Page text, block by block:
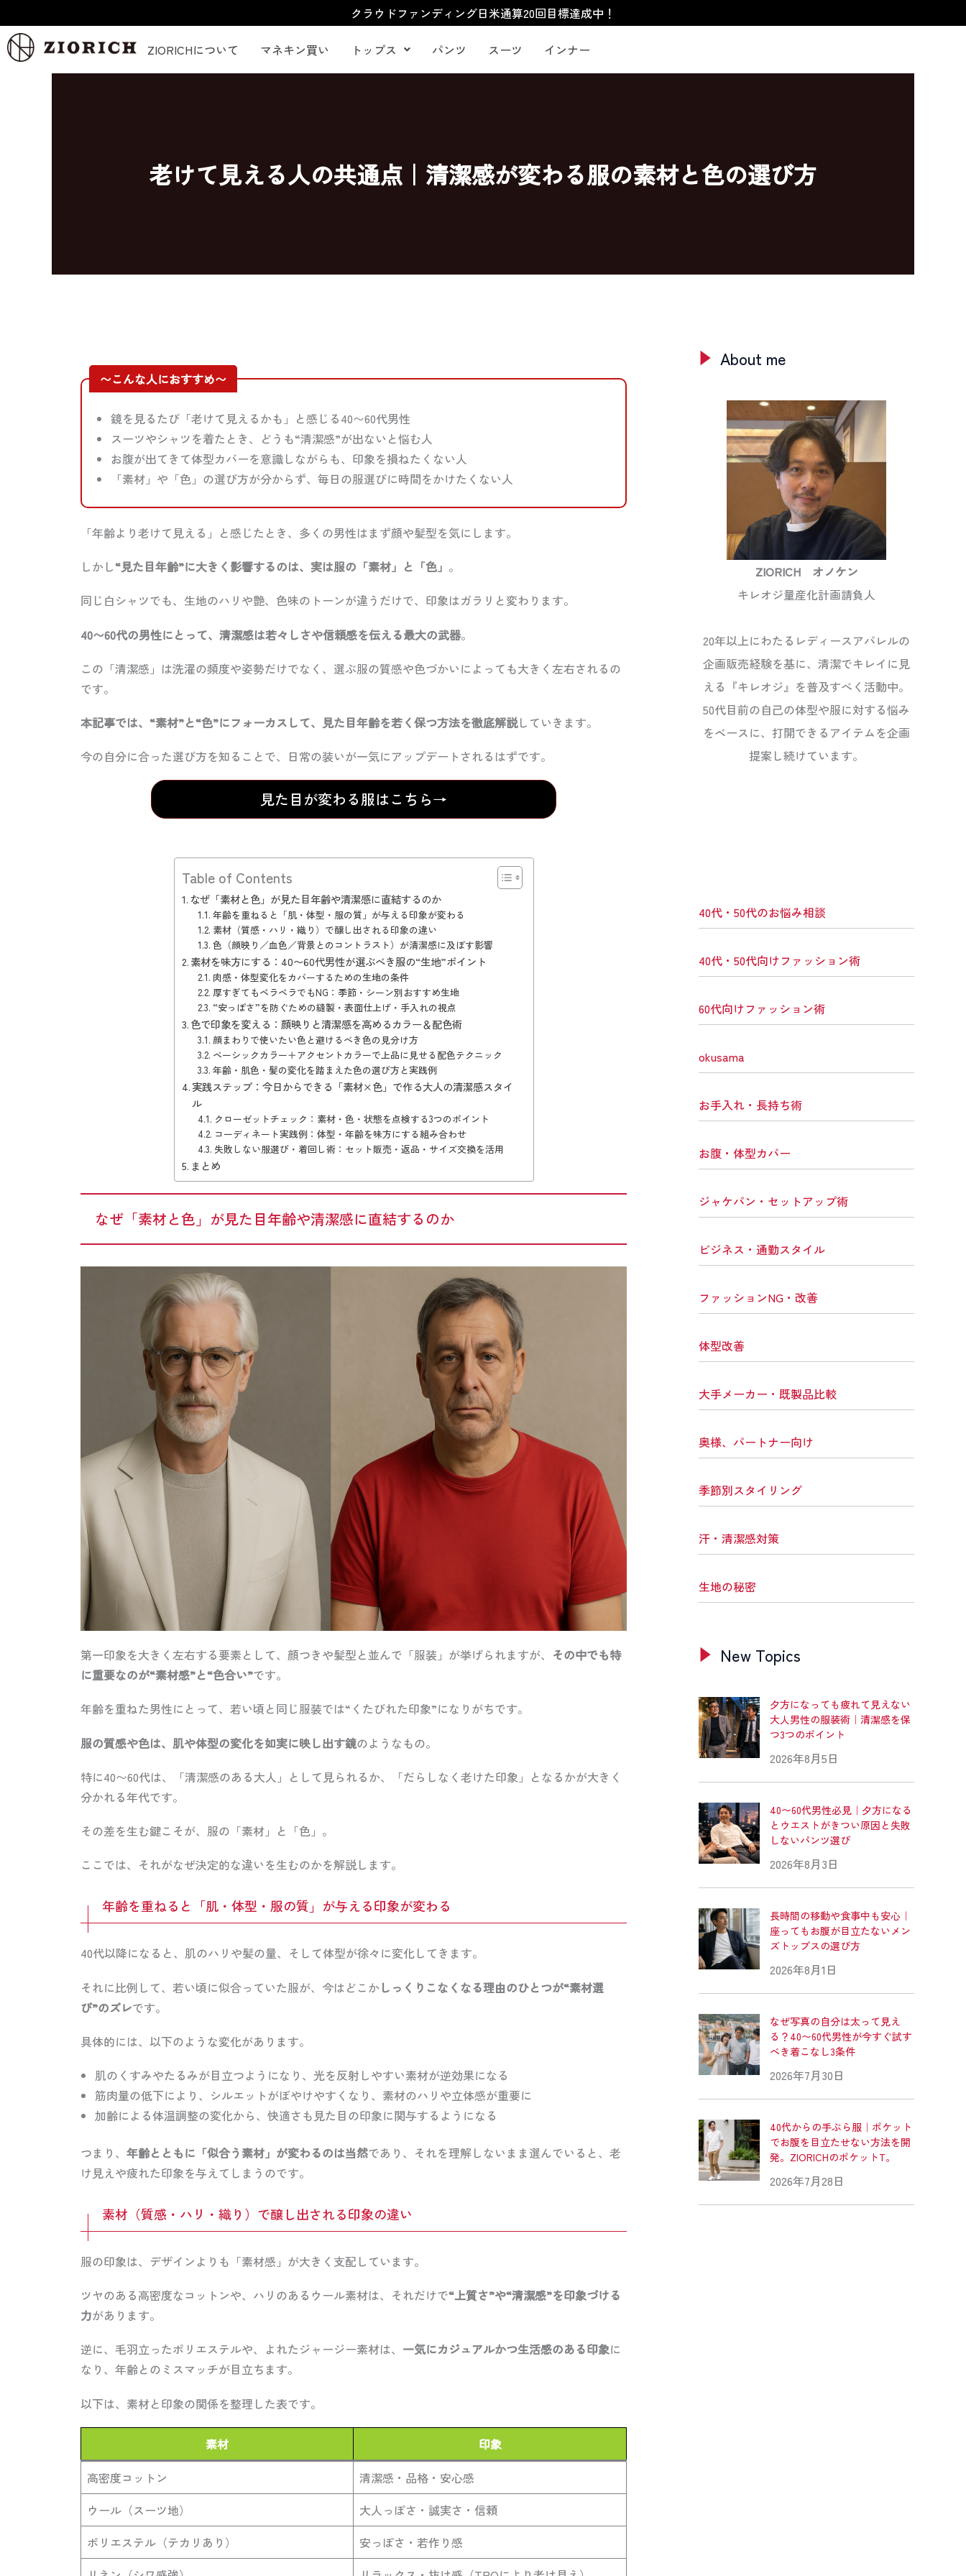
容
を
クラウドファンディング日米通算20回目標達成中！
ZIORICHについて マネキン買い トップス パンツ スーツ インナー
老けて見える人の共通点｜清潔感が変わる服の素材と色の選び方
〜こんな人におすすめ〜
鏡を見るたび「老けて見えるかも」と感じる40〜60代男性
スーツやシャツを着たとき、どうも“清潔感”が出ないと悩む人
お腹が出てきて体型カバーを意識しながらも、印象を損ねたくない人
「素材」や「色」の選び方が分からず、毎日の服選びに時間をかけたくない人
「年齢より老けて見える」と感じたとき、多くの男性はまず顔や髪型を気にします。
しかし“見た目年齢”に大きく影響するのは、実は服の「素材」と「色」 。
同じ白シャツでも、生地のハリや艶、色味のトーンが違うだけで、印象はガラリと変わります。
40〜60代の男性にとって、清潔感は若々しさや信頼感を伝える最大の武器。
この「清潔感」は洗濯の頻度や姿勢だけでなく、選ぶ服の質感や色づかいによっても大きく左右されるの
です。
本記事では、“素材”と“色”にフォーカスして、見た目年齢を若く保つ方法を徹底解説していきます。
今の自分に合った選び方を知ることで、日常の装いが一気にアップデートされるはずです。
見た目が変わる服はこちら→
Table of Contents
なぜ「素材と色」が見た目年齢や清潔感に直結するのか
年齢を重ねると「肌・体型・服の質」が与える印象が変わる
素材（質感・ハリ・織り）で醸し出される印象の違い
色（顔映り／血色／背景とのコントラスト）が清潔感に及ぼす影響
素材を味方にする：40〜60代男性が選ぶべき服の“生地”ポイント
肉感・体型変化をカバーするための生地の条件
厚すぎてもペラペラでもNG：季節・シーン別おすすめ生地
“安っぽさ”を防ぐための縫製・表面仕上げ・手入れの視点
色で印象を変える：顔映りと清潔感を高めるカラー＆配色術
顔まわりで使いたい色と避けるべき色の見分け方
ベーシックカラー＋アクセントカラーで上品に見せる配色テクニック
年齢・肌色・髪の変化を踏まえた色の選び方と実践例
実践ステップ：今日からできる「素材×色」で作る大人の清潔感スタイ
ル
クローゼットチェック：素材・色・状態を点検する3つのポイント
コーディネート実践例：体型・年齢を味方にする組み合わせ
失敗しない服選び・着回し術：セット販売・返品・サイズ交換を活用
まとめ
なぜ「素材と色」が見た目年齢や清潔感に直結するのか
第一印象を大きく左右する要素として、顔つきや髪型と並んで「服装」が挙げられますが、 その中でも特
に重要なのが“素材感”と“色合い”です。
年齢を重ねた男性にとって、若い頃と同じ服装では“くたびれた印象”になりがちです。
服の質感や色は、肌や体型の変化を如実に映し出す鏡のようなもの。
特に40〜60代は、「清潔感のある大人」として見られるか、「だらしなく老けた印象」となるかが大きく
分かれる年代です。
その差を生む鍵こそが、服の「素材」と「色」。
ここでは、それがなぜ決定的な違いを生むのかを解説します。
年齢を重ねると「肌・体型・服の質」が与える印象が変わる
40代以降になると、肌のハリや髪の量、そして体型が徐々に変化してきます。
それに比例して、若い頃に似合っていた服が、今はどこかしっくりこなくなる理由のひとつが“素材選
び”のズレです。
具体的には、以下のような変化があります。
肌のくすみやたるみが目立つようになり、光を反射しやすい素材が逆効果になる
筋肉量の低下により、シルエットがぼやけやすくなり、素材のハリや立体感が重要に
加齢による体温調整の変化から、快適さも見た目の印象に関与するようになる
つまり、 年齢とともに「似合う素材」が変わるのは当然であり、それを理解しないまま選んでいると、老
け見えや疲れた印象を与えてしまうのです。
素材（質感・ハリ・織り）で醸し出される印象の違い
服の印象は、デザインよりも「素材感」が大きく支配しています。
ツヤのある高密度なコットンや、ハリのあるウール素材は、それだけで“上質さ”や“清潔感”を印象づける
力があります。
逆に、毛羽立ったポリエステルや、よれたジャージー素材は、 一気にカジュアルかつ生活感のある印象に
なり、年齢とのミスマッチが目立ちます。
以下は、素材と印象の関係を整理した表です。
素材
印象
高密度コットン
清潔感・品格・安心感
ウール（スーツ地）
大人っぽさ・誠実さ・信頼
ポリエステル（テカリあり）
安っぽさ・若作り感
About me
ZIORICH オノケン
キレオジ量産化計画請負人
20年以上にわたるレディースアパレルの
企画販売経験を基に、清潔でキレイに見
える『キレオジ』を普及すべく活動中。
50代目前の自己の体型や服に対する悩み
をベースに、打開できるアイテムを企画
提案し続けています。
40代・50代のお悩み相談
40代・50代向けファッション術
60代向けファッション術
okusama
お手入れ・長持ち術
お腹・体型カバー
ジャケパン・セットアップ術
ビジネス・通勤スタイル
ファッションNG・改善
体型改善
大手メーカー・既製品比較
奥様、パートナー向け
季節別スタイリング
汗・清潔感対策
生地の秘密
New Topics
夕方になっても疲れて見えない
大人男性の服装術｜清潔感を保
つ3つのポイント
2026年8月5日
40〜60代男性必見｜夕方になる
とウエストがきつい原因と失敗
しないパンツ選び
2026年8月3日
長時間の移動や食事中も安心｜
座ってもお腹が目立たないメン
ズトップスの選び方
2026年8月1日
なぜ写真の自分は太って見え
る？40〜60代男性が今すぐ試す
べき着こなし3条件
2026年7月30日
40代からの手ぶら服｜ポケット
でお腹を目立たせない方法を開
発。ZIORICHのポケットT。
2026年7月28日